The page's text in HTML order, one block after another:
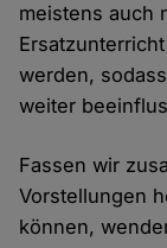
meistens auch
werden,
weiter
Fassen wir
Vorstellungen
können,